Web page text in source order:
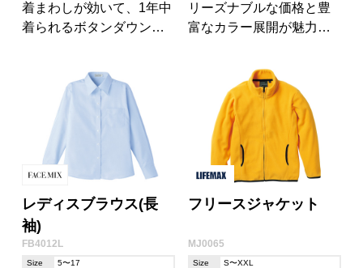
着まわしが効いて、1年中
着られるボタンダウンシ
イプ柄で気分が晴れやか
になりそう!
リーズナブルな価格と豊
富なカラー展開が魅力の
商品で、人気のオックス
フォード生地です。
レディスブラウス(長
袖)
FB4012L
Size
5〜17
フリースジャケット
MJ0065
Size
S〜XXL